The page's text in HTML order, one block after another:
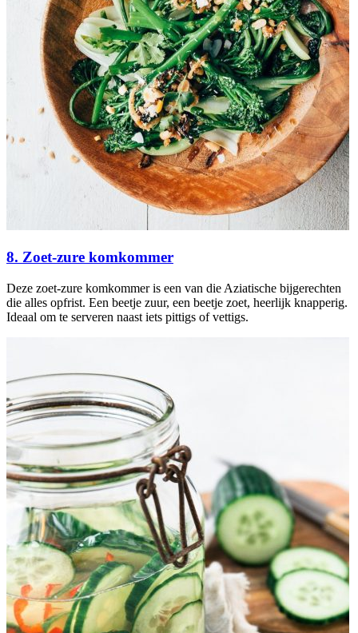
8. Zoet-zure komkommer
Deze zoet-zure komkommer is een van die Aziatische bijgerechten
die alles opfrist. Een beetje zuur, een beetje zoet, heerlijk knapperig.
Ideaal om te serveren naast iets pittigs of vettigs.